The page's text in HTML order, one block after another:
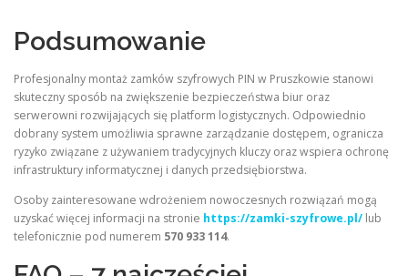
Podsumowanie
Profesjonalny montaż zamków szyfrowych PIN w Pruszkowie stanowi
skuteczny sposób na zwiększenie bezpieczeństwa biur oraz
serwerowni rozwijających się platform logistycznych. Odpowiednio
dobrany system umożliwia sprawne zarządzanie dostępem, ogranicza
ryzyko związane z używaniem tradycyjnych kluczy oraz wspiera ochronę
infrastruktury informatycznej i danych przedsiębiorstwa.
Osoby zainteresowane wdrożeniem nowoczesnych rozwiązań mogą
uzyskać więcej informacji na stronie https://zamki-szyfrowe.pl/ lub
telefonicznie pod numerem 570 933 114.